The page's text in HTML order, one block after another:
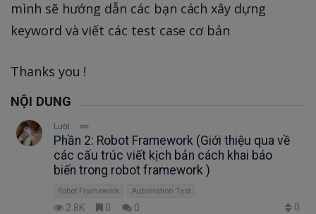
mình sẽ hướng dẫn các bạn cách xây dựng
keyword và viết các test case cơ bản
Thanks you !
NỘI DUNG
Lười
Phần 2: Robot Framework (Giới thiệu qua về
các cấu trúc viết kịch bản cách khai báo
biến trong robot framework )
Robot Framework Automation Test
2.8K 0 0 0